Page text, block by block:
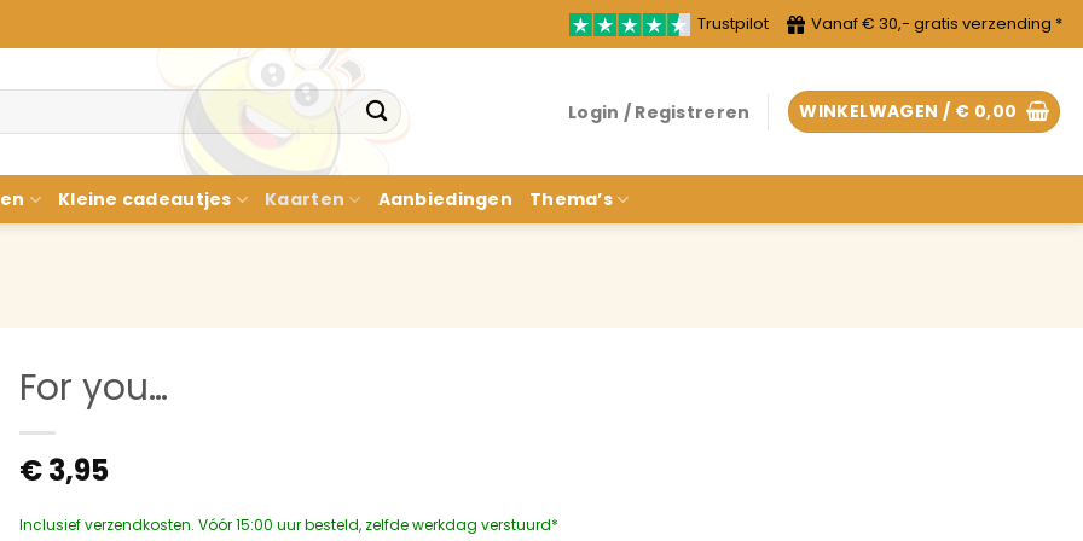
Trustpilot Vanaf € 30,- gratis verzending *
Login / Registreren WINKELWAGEN / € 0,00
Kleine cadeautjes Kaarten Aanbiedingen Thema’s
For you…
€3,95
Inclusief verzendkosten. Vóór 15:00 uur besteld, zelfde werkdag verstuurd*